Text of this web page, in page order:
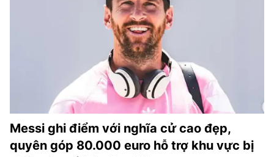
Messi ghi điểm với nghĩa cử cao đẹp,
quyên góp 80.000 euro hỗ trợ khu vực bị